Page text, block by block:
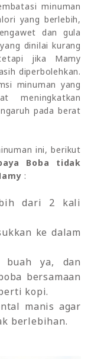
minuman
yang berlebih,
dan gula
dinilai kurang
jika Mamy
diperbolehkan.
minuman yang
meningkatkan
pada berat
ini, berikut
Boba tidak
:
dari 2 kali
ke dalam
buah ya, dan
bersamaan
kopi.
manis agar
berlebihan.